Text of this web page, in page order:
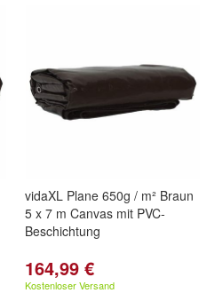
vidaXL Plane 650g / m² Braun
5 x 7 m Canvas mit PVC-
Beschichtung
164,99 €
Kostenloser Versand